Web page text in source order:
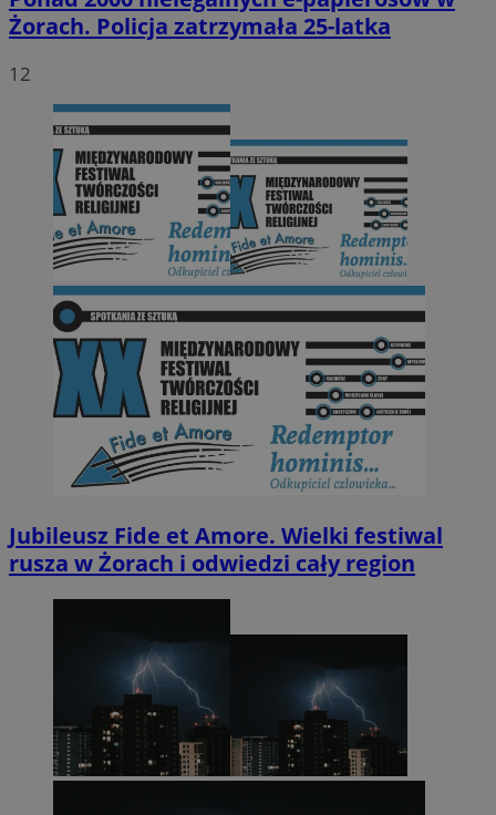
Żorach. Policja zatrzymała 25-latka
12
Jubileusz Fide et Amore. Wielki festiwal
rusza w Żorach i odwiedzi cały region